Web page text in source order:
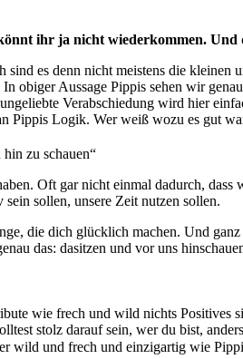
ihr ja nicht wiederkommen. Und
es denn nicht meistens die kleinen
obiger Aussage Pippis sehen wir
Verabschiedung wird hier
Pippis Logik. Wer weiß wozu es gut
zu schauen“
Oft gar nicht einmal dadurch,
sollen, unsere Zeit nutzen sollen.
die dich glücklich machen. Und
das: dasitzen und vor uns
wie frech und wild nichts
stolz darauf sein, wer du bist,
wild und frech und einzigartig wie